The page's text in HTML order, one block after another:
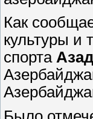
Как
культуры и
спорта